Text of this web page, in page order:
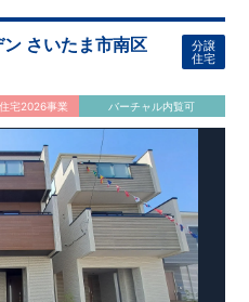
暖かく夏は涼しくて快適♪ 省エ
​ ​ その他項目も評価を受け
！
室乾燥暖房機付き！​食洗機
、休日 時間帯問わずご案内可
ください！ ​【お問い合わせ】
9:30～18:30 火水定休日)
さいたま市南区
分譲
住宅
宅2026事業 バーチャル内覧可